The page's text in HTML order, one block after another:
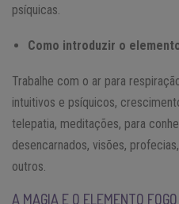
psíquicas.
Como introduzir o
Trabalhe com o ar para
intuitivos e psíquicos,
telepatia, meditações, para
desencarnados, visões,
outros.
A MAGIA E O ELEMENTO FOGO